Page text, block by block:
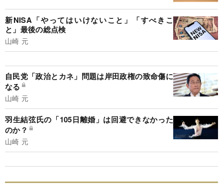
新NISA「やってはいけないこと」「すべきこ
と」最後の総点検
山崎 元
自民党「政治とカネ」問題は岸田政権の致命傷に
なる
山崎 元
羽生結弦氏の「105日離婚」は回避できなかった
のか？
山崎 元